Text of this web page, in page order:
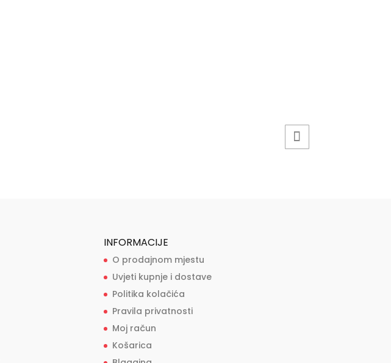
INFORMACIJE
O prodajnom mjestu
Uvjeti kupnje i dostave
Politika kolačića
Pravila privatnosti
Moj račun
Košarica